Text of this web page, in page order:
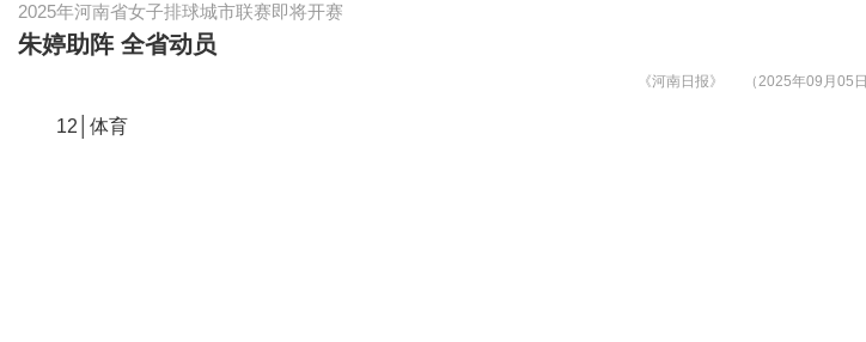
2025年河南省女子排球城市联赛即将开赛
朱婷助阵 全省动员
《河南日报》 （2025年09月05日
12│体育